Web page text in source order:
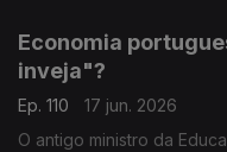
Economia
inveja"?
Ep. 110
17 jun. 2026
O antigo ministro da